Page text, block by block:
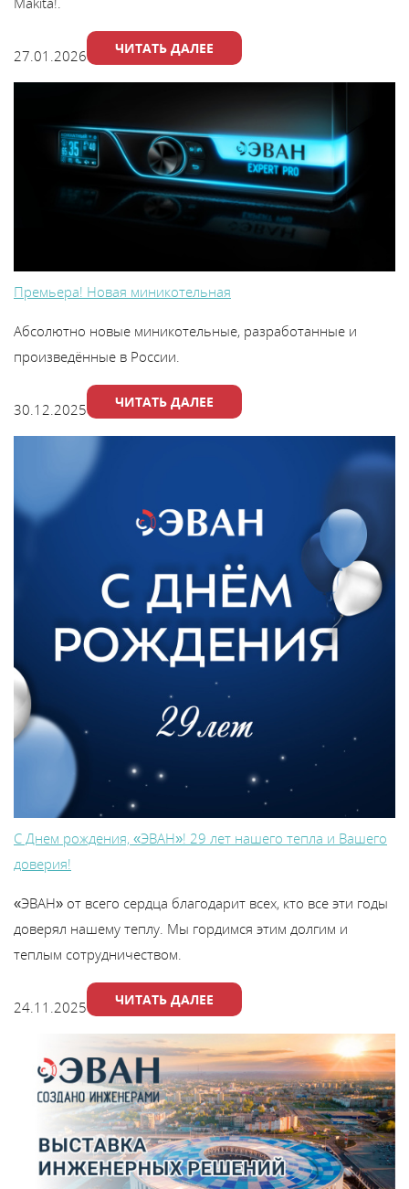
27.01.2026 ЧИТАТЬ ДАЛЕЕ
Премьера! Новая миникотельная
Абсолютно новые миникотельные, разработанные и
произведённые в России.
30.12.2025 ЧИТАТЬ ДАЛЕЕ
С Днем рождения, «ЭВАН»! 29 лет нашего тепла и Вашего
доверия!
«ЭВАН» от всего сердца благодарит всех, кто все эти годы
доверял нашему теплу. Мы гордимся этим долгим и
теплым сотрудничеством.
24.11.2025 ЧИТАТЬ ДАЛЕЕ